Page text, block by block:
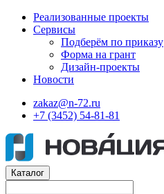
Реализованные проекты
Сервисы
Подберём по приказу
Форма на грант
Дизайн-проекты
Новости
zakaz@n-72.ru
+7 (3452) 54-81-81
Каталог